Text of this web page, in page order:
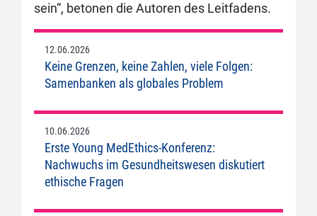
sein“, betonen die Autoren des Leitfadens.
12.06.2026
Keine Grenzen, keine Zahlen, viele Folgen:
Samenbanken als globales Problem
10.06.2026
Erste Young MedEthics-Konferenz:
Nachwuchs im Gesundheitswesen diskutiert
ethische Fragen